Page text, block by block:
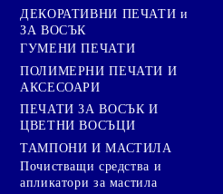
ДЕКОРАТИВНИ ПЕЧАТИ и
ЗА ВОСЪК
ГУМЕНИ ПЕЧАТИ
ПОЛИМЕРНИ ПЕЧАТИ И
АКСЕСОАРИ
ПЕЧАТИ ЗА ВОСЪК И
ЦВЕТНИ ВОСЪЦИ
ТАМПОНИ И МАСТИЛА
Почистващи средства и
апликатори за мастила